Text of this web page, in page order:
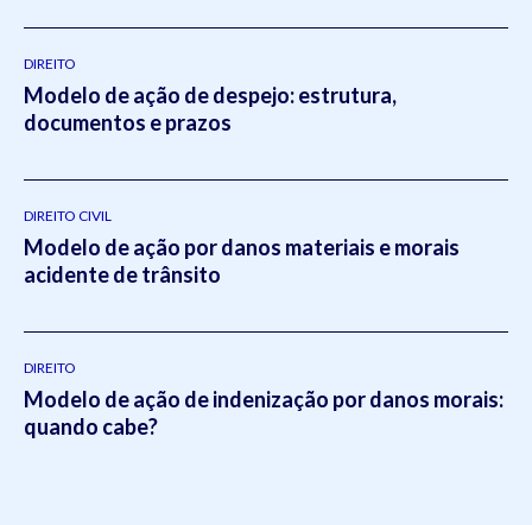
DIREITO
Modelo de ação de despejo: estrutura,
documentos e prazos
DIREITO CIVIL
Modelo de ação por danos materiais e morais
acidente de trânsito
DIREITO
Modelo de ação de indenização por danos morais:
quando cabe?